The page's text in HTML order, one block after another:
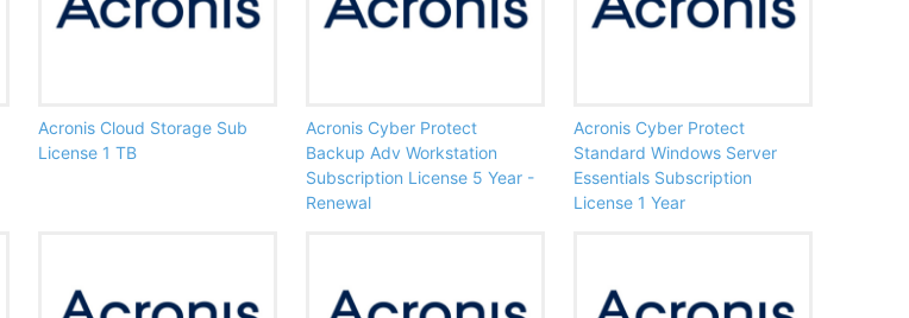
Acronis Cloud Storage Sub
License 1 TB
Acronis Cyber Protect
Backup Adv Workstation
Subscription License 5 Year -
Renewal
Acronis Cyber Protect
Standard Windows Server
Essentials Subscription
License 1 Year